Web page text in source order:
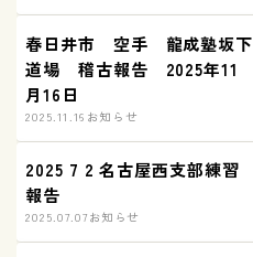
春日井市 空手 龍成塾坂下
道場 稽古報告 2025年11
月16日
2025.11.16 お知らせ
2025 7 2 名古屋西支部練習
報告
2025.07.07お知らせ